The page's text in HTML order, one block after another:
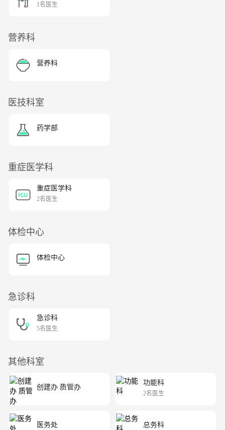
1名医生
营养科
营养科
医技科室
药学部
重症医学科
重症医学科
2名医生
体检中心
体检中心
急诊科
急诊科
5名医生
其他科室
创建办 质管办
功能科
2名医生
医务处 总务科